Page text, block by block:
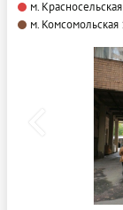
м. Красносельская
м. Комсомольская